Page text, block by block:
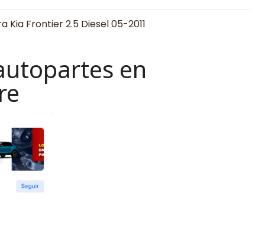
Frontier 2.5 Diesel 05-2011
en